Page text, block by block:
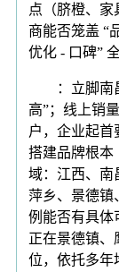
点（脐橙、
商能否笼盖 “
优化 - 口碑” 全
：立脚南昌
高”；线上销
户，企业起首
搭建品牌根本
域：江西、南
萍乡、景德镇
例能否有具体
正在景德镇、
位，依托多年